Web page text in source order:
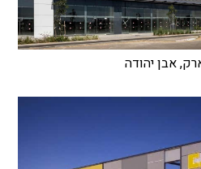
אבן יהודה